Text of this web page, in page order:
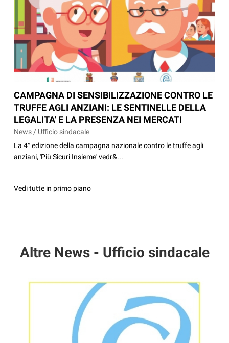
CAMPAGNA DI SENSIBILIZZAZIONE CONTRO LE
TRUFFE AGLI ANZIANI: LE SENTINELLE DELLA
LEGALITA' E LA PRESENZA NEI MERCATI
News / Ufficio sindacale
La 4° edizione della campagna nazionale contro le truffe agli
anziani, 'Più Sicuri Insieme' vedr&...
Vedi tutte in primo piano
Altre News - Ufficio sindacale